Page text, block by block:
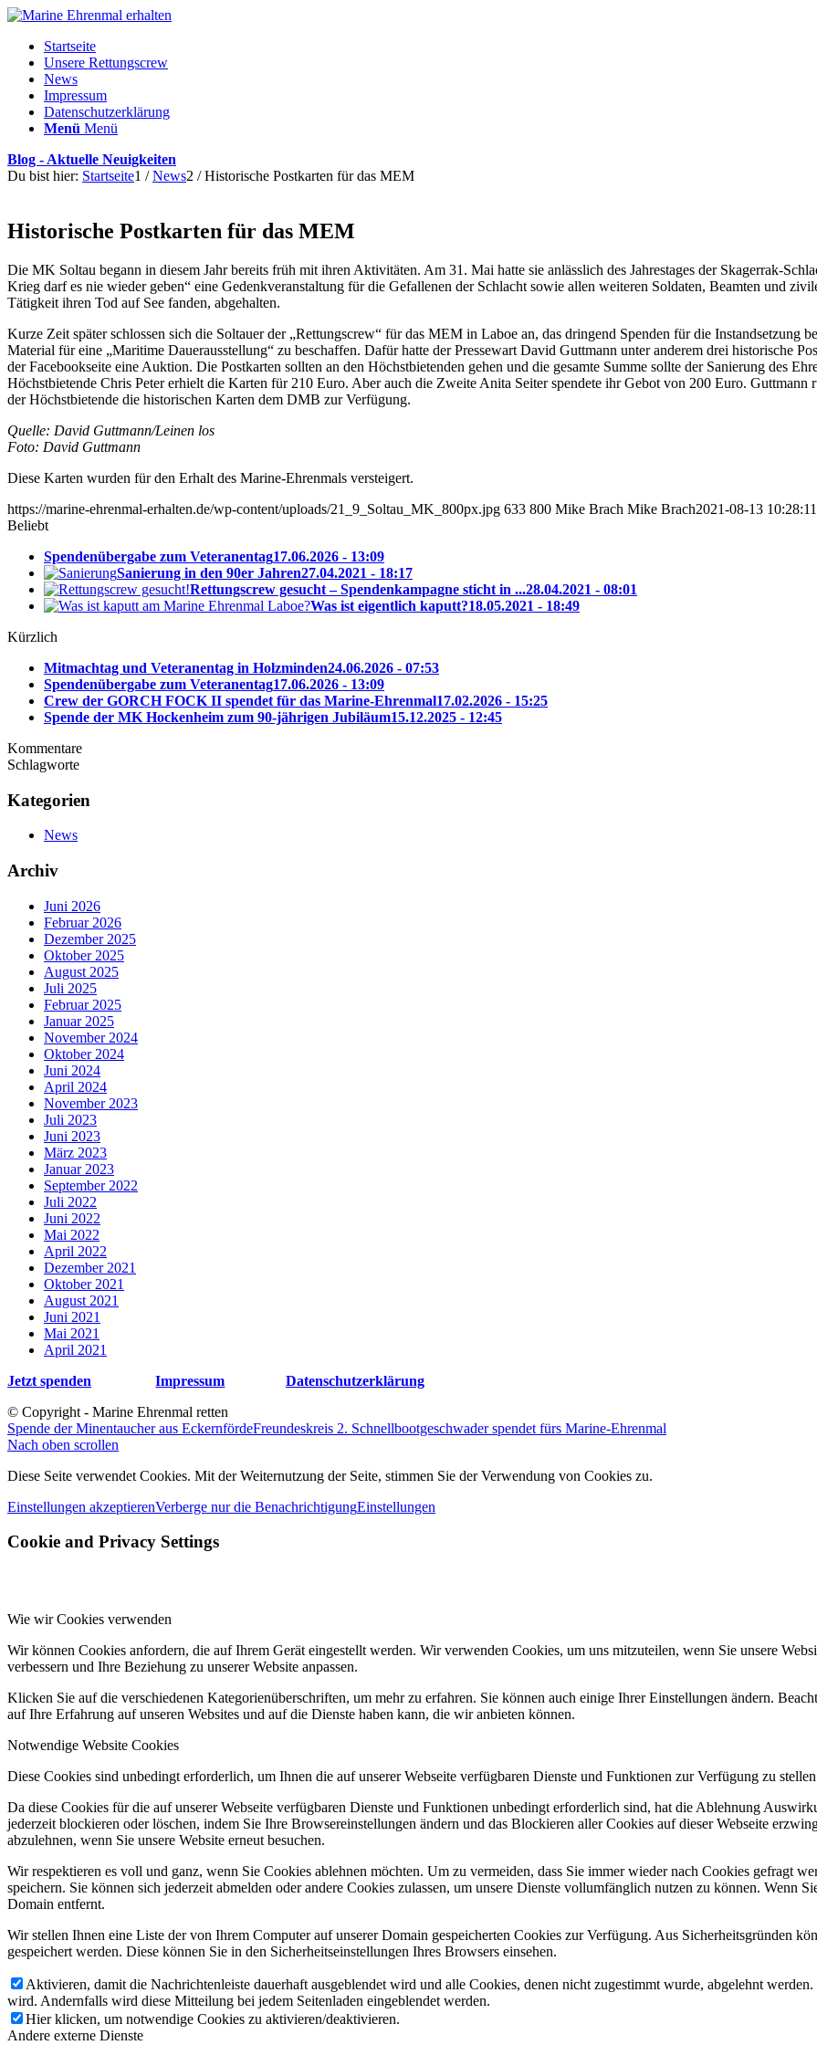
Startseite
Unsere Rettungscrew
News
Impressum
Datenschutzerklärung
Menü Menü
Blog - Aktuelle Neuigkeiten
Du bist hier: Startseite1 / News2 / Historische Postkarten für das MEM
Historische Postkarten für das MEM
Die MK Soltau begann in diesem Jahr bereits früh mit ihren Aktivitäten. Am 31. Mai hatte sie anlässlich des Jahrestages der Skagerrak-
Krieg darf es nie wieder geben“ eine Gedenkveranstaltung für die Gefallenen der Schlacht sowie allen weiteren Soldaten, Beamten und
Tätigkeit ihren Tod auf See fanden, abgehalten.
Kurze Zeit später schlossen sich die Soltauer der „Rettungscrew“ für das MEM in Laboe an, das dringend Spenden für die
Material für eine „Maritime Dauerausstellung“ zu beschaffen. Dafür hatte der Pressewart David Guttmann unter anderem drei historische
der Facebookseite eine Auktion. Die Postkarten sollten an den Höchstbietenden gehen und die gesamte Summe sollte der Sanierung des
Höchstbietende Chris Peter erhielt die Karten für 210 Euro. Aber auch die Zweite Anita Seiter spendete ihr Gebot von 200 Euro.
der Höchstbietende die historischen Karten dem DMB zur Verfügung.
Quelle: David Guttmann/Leinen los
Foto: David Guttmann
Diese Karten wurden für den Erhalt des Marine-Ehrenmals versteigert.
https://marine-ehrenmal-erhalten.de/wp-content/uploads/21_9_Soltau_MK_800px.jpg 633 800 Mike Brach Mike Brach2021-08-13 10:28:11
Beliebt
Spendenübergabe zum Veteranentag17.06.2026 - 13:09
Sanierung in den 90er Jahren27.04.2021 - 18:17
Rettungscrew gesucht – Spendenkampagne sticht in ...28.04.2021 - 08:01
Was ist eigentlich kaputt?18.05.2021 - 18:49
Kürzlich
Mitmachtag und Veteranentag in Holzminden24.06.2026 - 07:53
Spendenübergabe zum Veteranentag17.06.2026 - 13:09
Crew der GORCH FOCK II spendet für das Marine-Ehrenmal17.02.2026 - 15:25
Spende der MK Hockenheim zum 90-jährigen Jubiläum15.12.2025 - 12:45
Kommentare
Schlagworte
Kategorien
News
Archiv
Juni 2026
Februar 2026
Dezember 2025
Oktober 2025
August 2025
Juli 2025
Februar 2025
Januar 2025
November 2024
Oktober 2024
Juni 2024
April 2024
November 2023
Juli 2023
Juni 2023
März 2023
Januar 2023
September 2022
Juli 2022
Juni 2022
Mai 2022
April 2022
Dezember 2021
Oktober 2021
August 2021
Juni 2021
Mai 2021
April 2021
Jetzt spenden
Impressum
Datenschutzerklärung
© Copyright - Marine Ehrenmal retten
Spende der Minentaucher aus EckernfördeFreundeskreis 2. Schnellbootgeschwader spendet fürs Marine-Ehrenmal
Nach oben scrollen
Diese Seite verwendet Cookies. Mit der Weiternutzung der Seite, stimmen Sie der Verwendung von Cookies zu.
Einstellungen akzeptierenVerberge nur die BenachrichtigungEinstellungen
Cookie and Privacy Settings
Wie wir Cookies verwenden
Wir können Cookies anfordern, die auf Ihrem Gerät eingestellt werden. Wir verwenden Cookies, um uns mitzuteilen, wenn Sie unsere
verbessern und Ihre Beziehung zu unserer Website anpassen.
Klicken Sie auf die verschiedenen Kategorienüberschriften, um mehr zu erfahren. Sie können auch einige Ihrer Einstellungen ändern.
auf Ihre Erfahrung auf unseren Websites und auf die Dienste haben kann, die wir anbieten können.
Notwendige Website Cookies
Diese Cookies sind unbedingt erforderlich, um Ihnen die auf unserer Webseite verfügbaren Dienste und Funktionen zur Verfügung zu
Da diese Cookies für die auf unserer Webseite verfügbaren Dienste und Funktionen unbedingt erforderlich sind, hat die Ablehnung
jederzeit blockieren oder löschen, indem Sie Ihre Browsereinstellungen ändern und das Blockieren aller Cookies auf dieser Webseite
abzulehnen, wenn Sie unsere Website erneut besuchen.
Wir respektieren es voll und ganz, wenn Sie Cookies ablehnen möchten. Um zu vermeiden, dass Sie immer wieder nach Cookies gefragt
speichern. Sie können sich jederzeit abmelden oder andere Cookies zulassen, um unsere Dienste vollumfänglich nutzen zu können. Wenn
Domain entfernt.
Wir stellen Ihnen eine Liste der von Ihrem Computer auf unserer Domain gespeicherten Cookies zur Verfügung. Aus Sicherheitsgründen
gespeichert werden. Diese können Sie in den Sicherheitseinstellungen Ihres Browsers einsehen.
Aktivieren, damit die Nachrichtenleiste dauerhaft ausgeblendet wird und alle Cookies, denen nicht zugestimmt wurde, abgelehnt
wird. Andernfalls wird diese Mitteilung bei jedem Seitenladen eingeblendet werden.
Hier klicken, um notwendige Cookies zu aktivieren/deaktivieren.
Andere externe Dienste